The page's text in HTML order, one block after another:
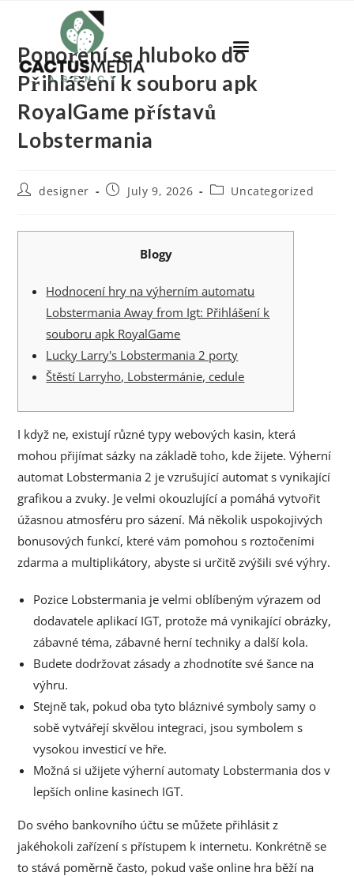
Ponoření se hluboko do
Přihlášení k souboru apk
RoyalGame přístavů
Lobstermania
designer July 9, 2026 Uncategorized
Blogy
Hodnocení hry na výherním automatu
Lobstermania Away from Igt: Přihlášení k
souboru apk RoyalGame
Lucky Larry's Lobstermania 2 porty
Štěstí Larryho, Lobstermánie, cedule
I když ne, existují různé typy webových kasin, která
mohou přijímat sázky na základě toho, kde žijete. Výherní
automat Lobstermania 2 je vzrušující automat s vynikající
grafikou a zvuky. Je velmi okouzlující a pomáhá vytvořit
úžasnou atmosféru pro sázení. Má několik uspokojivých
bonusových funkcí, které vám pomohou s roztočeními
zdarma a multiplikátory, abyste si určitě zvýšili své výhry.
Pozice Lobstermania je velmi oblíbeným výrazem od
dodavatele aplikací IGT, protože má vynikající obrázky,
zábavné téma, zábavné herní techniky a další kola.
Budete dodržovat zásady a zhodnotíte své šance na
výhru.
Stejně tak, pokud oba tyto bláznivé symboly samy o
sobě vytvářejí skvělou integraci, jsou symbolem s
vysokou investicí ve hře.
Možná si užijete výherní automaty Lobstermania dos v
lepších online kasinech IGT.
Do svého bankovního účtu se můžete přihlásit z
jakéhokoli zařízení s přístupem k internetu. Konkrétně se
to stává poměrně často, pokud vaše online hra běží na